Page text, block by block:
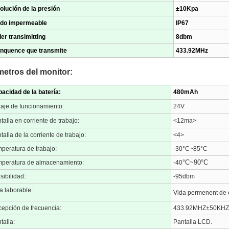
de la presión
±10Kpa
impermeable
IP67
transimitting
8dbm
que transmite
433.92MHz
del monitor:
de la batería:
480mAh
de funcionamiento:
24V
en corriente de trabajo:
<12ma>
de la corriente de trabajo:
<4>
de trabajo:
-30°C~85°C
de almacenamiento:
-40°C~90°C
-95dbm
laborable:
Vida permenent de
de frecuencia:
433.92MHZ±50KHZ
Pantalla LCD.